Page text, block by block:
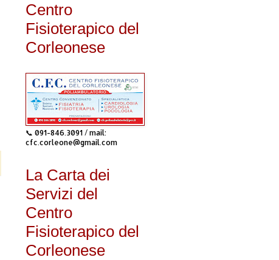
Centro
Fisioterapico del
Corleonese
📞 091-846.3091 / mail:
cfc.corleone@gmail.com
La Carta dei
Servizi del
Centro
Fisioterapico del
Corleonese